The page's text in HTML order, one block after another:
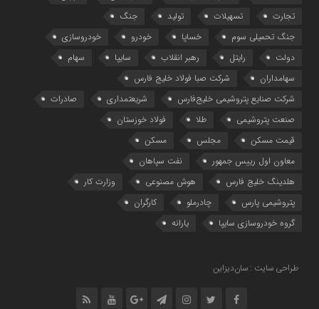
تجارت
تسهیلات تولید
جنگ
جنگ تحمیلی سوم
خساپا خودرو
خودروسازی
دولت
رایتل رهبر انقلاب سایپا
سهام
سهامداران
شرکت صبا فولاد خلیج فارس
شرکت صنایع پتروشیمی خلیج‌فارس
شریعتمداری
صادرات
صنعت پتروشیمی
طلا
فولاد خوزستان
قیمت مسکن
مجلس
مسکن
معاون اول رییس جمهور
نفت سپاهان
هلدینگ خلیج فارس
هوش مصنوعی
وزارت کار
پتروشیمی پارس
چادرملو
کارگران
گروه خودروسازی سایپا
یارانه
طراحی سایت : سان‌دیزاین